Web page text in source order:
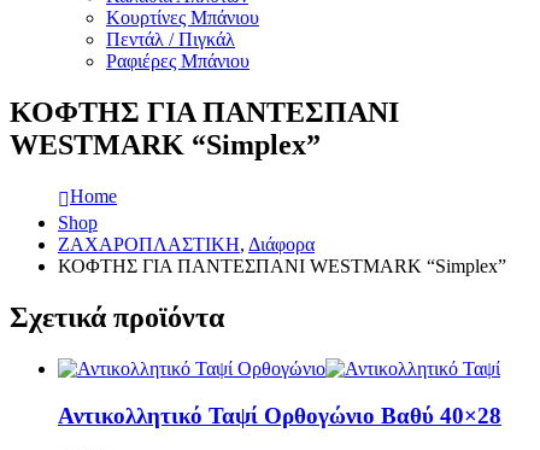
Κουρτίνες Μπάνιου
Πεντάλ / Πιγκάλ
Ραφιέρες Μπάνιου
ΚΟΦΤΗΣ ΓΙΑ ΠΑΝΤΕΣΠΑΝΙ
WESTMARK “Simplex”
Home
Shop
ΖΑΧΑΡΟΠΛΑΣΤΙΚΗ, Διάφορα
ΚΟΦΤΗΣ ΓΙΑ ΠΑΝΤΕΣΠΑΝΙ WESTMARK “Simplex”
Σχετικά προϊόντα
Αντικολλητικό Ταψί Ορθογώνιο Βαθύ 40×28